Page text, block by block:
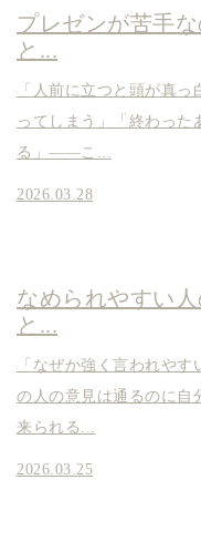
プレゼンが苦手
と...
「人前に立つと頭が真
ってしまう」「終わった
る」——こ...
2026.03.28
なめられやすい
と...
「なぜか強く言われや
の人の意見は通るのに自
来られる...
2026.03.25